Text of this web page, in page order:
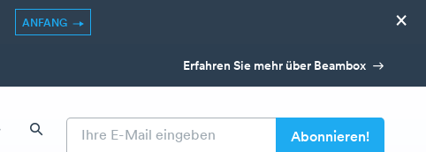
ANFANG ×
Erfahren Sie mehr über Beambox